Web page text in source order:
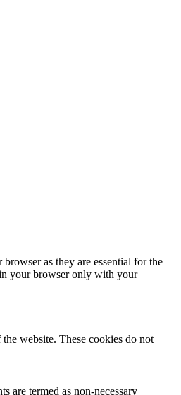
as they are essential for the
your browser only with your
website. These cookies do not
are termed as non-necessary